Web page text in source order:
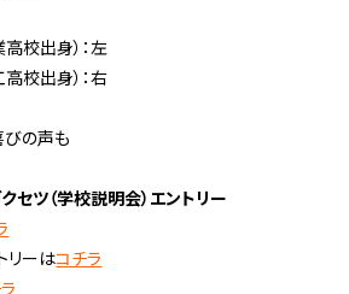
校出身）：左
校出身）：右
びの声も
セツ（学校説明会）エントリー
ーはコチラ